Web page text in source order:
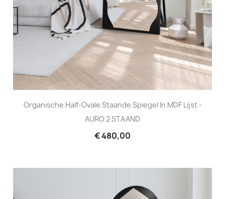
Organische Half-Ovale Staande Spiegel In MDF Lijst -
AURO 2 STAAND
€ 480,00